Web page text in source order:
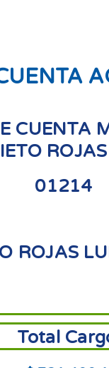
CUENTA
01214
ROJAS
Total